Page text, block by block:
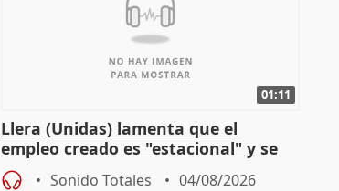
01:11
Llera (Unidas) lamenta que el
empleo creado es "estacional" y se
"esfumará" al acabar el verano
Sonido Totales 04/08/2026